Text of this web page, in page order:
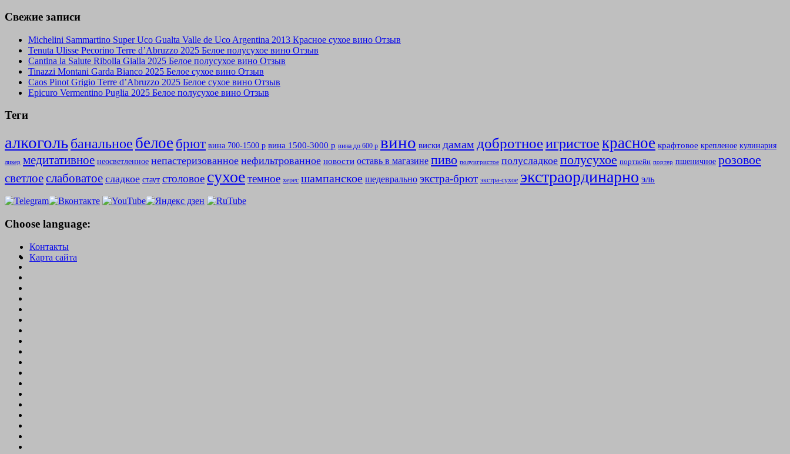
Свежие записи
Michelini Sammartino Super Uco Gualta Valle de Uco Argentina 2013 Красное сухое вино Отзыв
Tenuta Ulisse Pecorino Terre d’Abruzzo 2025 Белое полусухое вино Отзыв
Cantina la Salute Ribolla Gialla 2025 Белое полусухое вино Отзыв
Tinazzi Montani Garda Bianco 2025 Белое сухое вино Отзыв
Caos Pinot Grigio Terre d’Abruzzo 2025 Белое сухое вино Отзыв
Epicuro Vermentino Puglia 2025 Белое полусухое вино Отзыв
Теги
алкогольбанальное белое брют вина 700-1500 р вина 1500-3000 р вина до 600 р вино виски дамам добротноеигристоекрасное крафтовое крепленое кулинария
ликер медитативное неосветленное непастеризованное нефильтрованное новости оставь в магазине пиво полуигристое полусладкое полусухое портвейн портер пшеничное розовое
светлоеслабоватое сладкое стаут столовое сухоетемное херес шампанское шедеврально экстра-брют экстра-сухое экстраординарно эль
Choose language:
Контакты
Карта сайта